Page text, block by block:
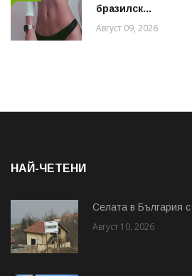
бразилск...
Август 09, 2026
НАЙ-ЧЕТЕНИ
Cелата в България
Август 10, 2026